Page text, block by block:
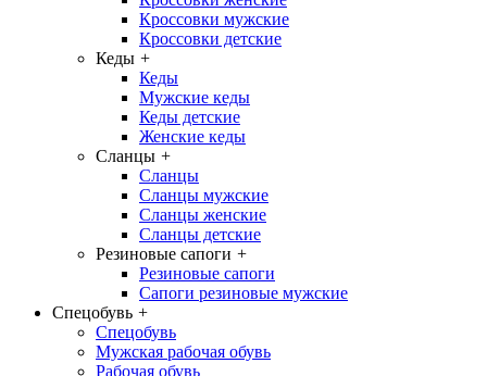
Кроссовки мужские
Кроссовки детские
Кеды +
Кеды
Мужские кеды
Кеды детские
Женские кеды
Сланцы +
Сланцы
Сланцы мужские
Сланцы женские
Сланцы детские
Резиновые сапоги +
Резиновые сапоги
Сапоги резиновые мужские
Спецобувь +
Спецобувь
Мужская рабочая обувь
Рабочая обувь